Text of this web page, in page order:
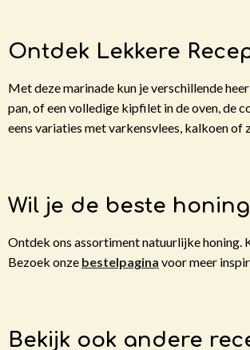
Ontdek Lekkere
Met deze marinade kun je verschillende
pan, of een volledige kipfilet in de oven, de
eens variaties met varkensvlees, kalkoen
Wil je de beste
Ontdek ons assortiment natuurlijke honing.
Bezoek onze bestelpagina voor meer
Bekijk ook andere